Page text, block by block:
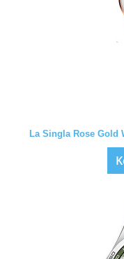
La Singla Rose Gold